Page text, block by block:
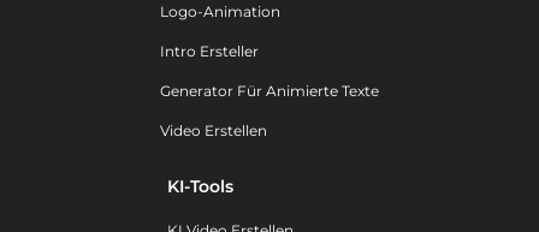
Logo-Animation
Intro Ersteller
Generator Für Animierte Texte
Video Erstellen
KI-Tools